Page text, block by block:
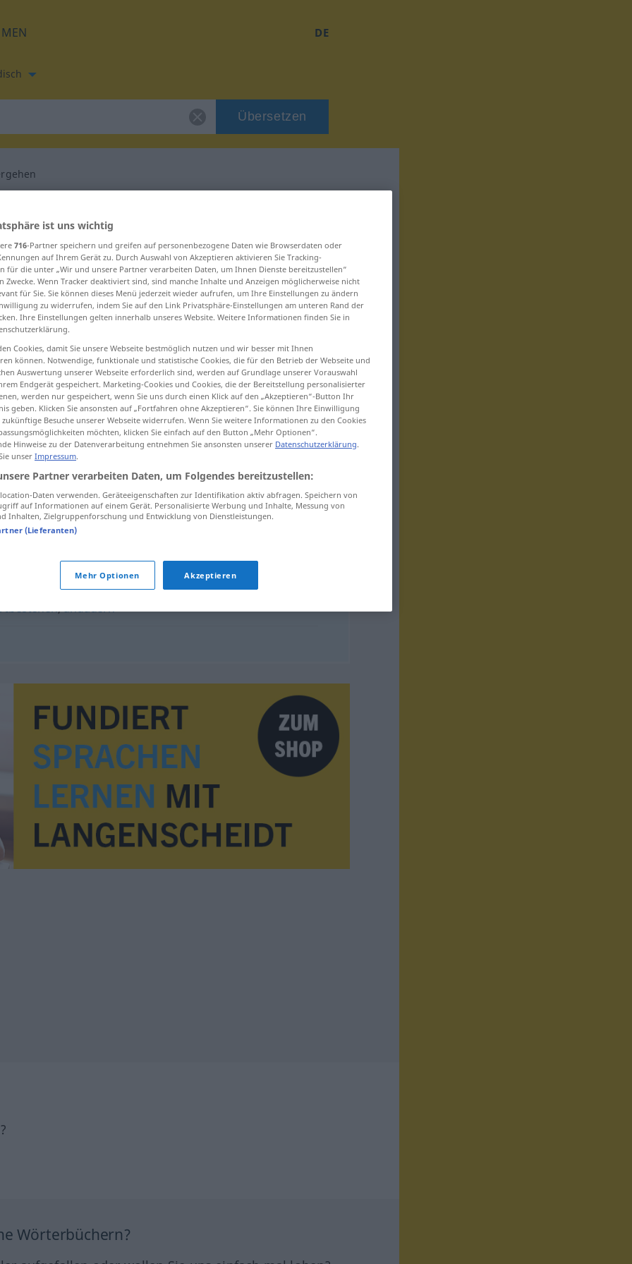
DE
Übersetzen
für "weitergehen"
weitergehen
,andauern
Wörterbüchern?
ist uns wichtig
716-Partner speichern und greifen auf personenbezogene Daten wie Browserdaten oder
auf Ihrem Gerät zu. Durch Auswahl von Akzeptieren aktivieren Sie Tracking-
für die unter „Wir und unsere Partner verarbeiten Daten, um Ihnen Dienste bereitzustellen“
Zwecke. Wenn Tracker deaktiviert sind, sind manche Inhalte und Anzeigen möglicherweise nicht
für Sie. Sie können dieses Menü jederzeit wieder aufrufen, um Ihre Einstellungen zu ändern
zu widerrufen, indem Sie auf den Link Privatsphäre-Einstellungen am unteren Rand der
Ihre Einstellungen gelten innerhalb unseres Website. Weitere Informationen finden Sie in
Cookies, damit Sie unsere Webseite bestmöglich nutzen und wir besser mit Ihnen
können. Notwendige, funktionale und statistische Cookies, die für den Betrieb der Webseite und
Auswertung unserer Webseite erforderlich sind, werden auf Grundlage unserer Vorauswahl
Endgerät gespeichert. Marketing-Cookies und Cookies, die der Bereitstellung personalisierter
werden nur gespeichert, wenn Sie uns durch einen Klick auf den „Akzeptieren“-Button Ihr
geben. Klicken Sie ansonsten auf „Fortfahren ohne Akzeptieren“. Sie können Ihre Einwilligung
Besuche unserer Webseite widerrufen. Wenn Sie weitere Informationen zu den Cookies
möchten, klicken Sie einfach auf den Button „Mehr Optionen“.
Hinweise zu der Datenverarbeitung entnehmen Sie ansonsten unserer Datenschutzerklärung.
unser Impressum.
Partner verarbeiten Daten, um Folgendes bereitzustellen:
Daten verwenden. Geräteeigenschaften zur Identifikation aktiv abfragen. Speichern von
auf Informationen auf einem Gerät. Personalisierte Werbung und Inhalte, Messung von
Inhalten, Zielgruppenforschung und Entwicklung von Dienstleistungen.
(Lieferanten)
Mehr Optionen Akzeptieren